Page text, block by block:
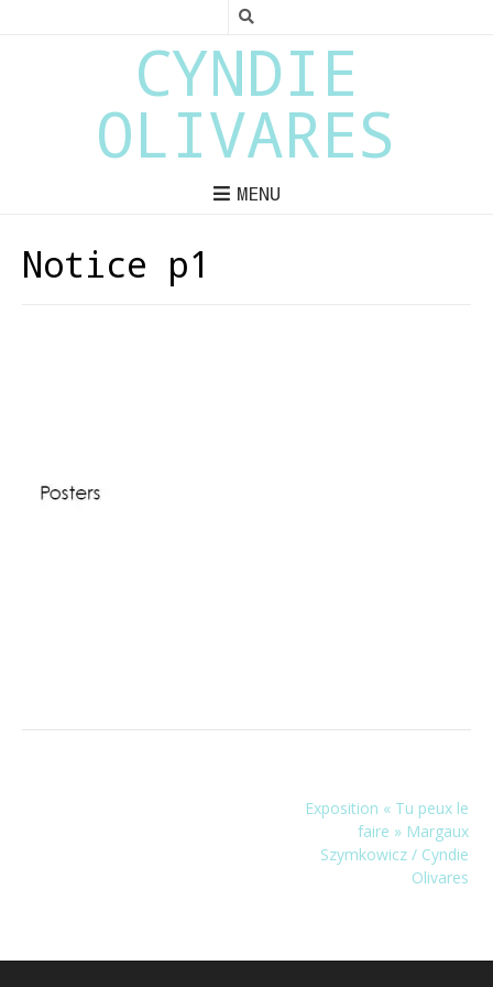
CYNDIE
OLIVARES
MENU
Notice p1
Exposition « Tu peux le
faire » Margaux
Szymkowicz / Cyndie
Olivares